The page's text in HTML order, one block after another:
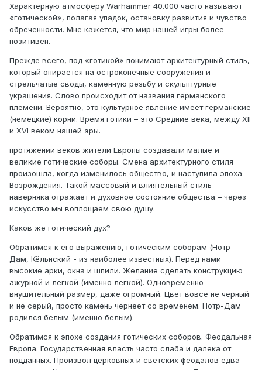
Характерную атмосферу Warhammer 40.000 часто называют
«готической», полагая упадок, остановку развития и чувство
обреченности. Мне кажется, что мир нашей игры более
позитивен.
Прежде всего, под «готикой» понимают архитектурный стиль,
который опирается на остроконечные сооружения и
стрельчатые своды, каменную резьбу и скульптурные
украшения. Слово происходит от названия германского
племени. Вероятно, это культурное явление имеет германские
(немецкие) корни. Время готики – это Средние века, между XII
и XVI веком нашей эры.
протяжении веков жители Европы создавали малые и
великие готические соборы. Смена архитектурного стиля
произошла, когда изменилось общество, и наступила эпоха
Возрождения. Такой массовый и влиятельный стиль
наверняка отражает и духовное состояние общества – через
искусство мы воплощаем свою душу.
Каков же готический дух?
Обратимся к его выражению, готическим соборам (Нотр-
Дам, Кёльнский - из наиболее известных). Перед нами
высокие арки, окна и шпили. Желание сделать конструкцию
ажурной и легкой (именно легкой). Одновременно
внушительный размер, даже огромный. Цвет вовсе не черный
и не серый, просто камень чернеет со временем. Нотр-Дам
родился белым (именно белым).
Обратимся к эпохе создания готических соборов. Феодальная
Европа. Государственная власть часто слаба и далека от
подданных. Произвол церковных и светских феодалов едва